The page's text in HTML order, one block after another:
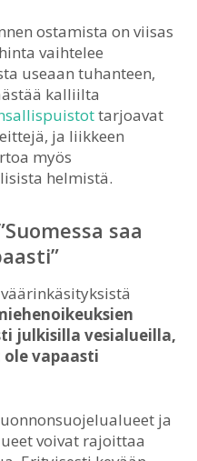
ostamista on viisas
vaihtelee
useaan tuhanteen,
kalliilta
tarjoavat
ja liikkeen
myös
helmistä.
saa
julkisilla vesialueilla,
vapaasti
ja
voivat rajoittaa